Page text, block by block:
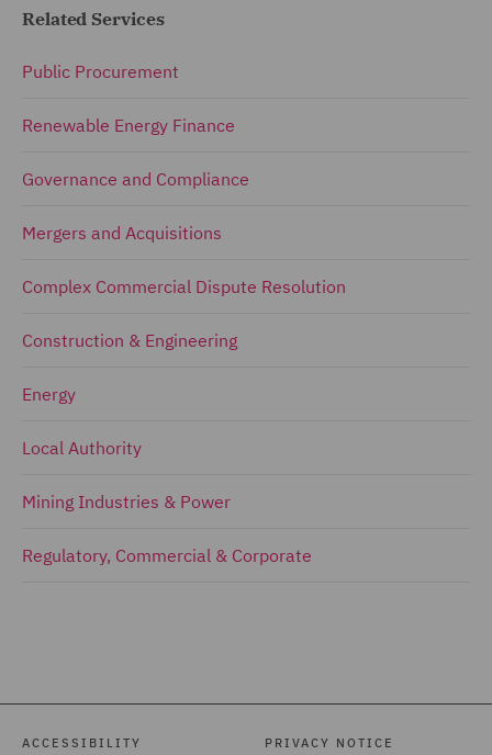
Related Services
Public Procurement
Renewable Energy Finance
Governance and Compliance
Mergers and Acquisitions
Complex Commercial Dispute Resolution
Construction & Engineering
Energy
Local Authority
Mining Industries & Power
Regulatory, Commercial & Corporate
ACCESSIBILITY PRIVACY NOTICE